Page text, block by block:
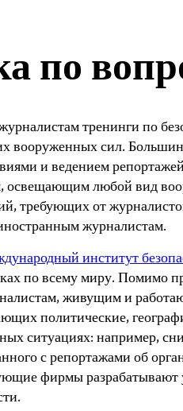
по
тренинги по
вооруженных сил.
и ведением
любой вид
требующих от
журналистам.
институт
по всему миру. Помимо
живущим и
политические,
ситуациях: например,
с репортажами об
фирмы разрабатывают